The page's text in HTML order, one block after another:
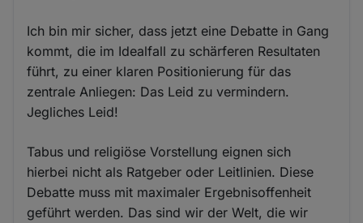
Ich bin mir sicher, dass jetzt eine Debatte in Gang
kommt, die im Idealfall zu schärferen Resultaten
führt, zu einer klaren Positionierung für das
zentrale Anliegen: Das Leid zu vermindern.
Jegliches Leid!
Tabus und religiöse Vorstellung eignen sich
hierbei nicht als Ratgeber oder Leitlinien. Diese
Debatte muss mit maximaler Ergebnisoffenheit
geführt werden. Das sind wir der Welt, die wir